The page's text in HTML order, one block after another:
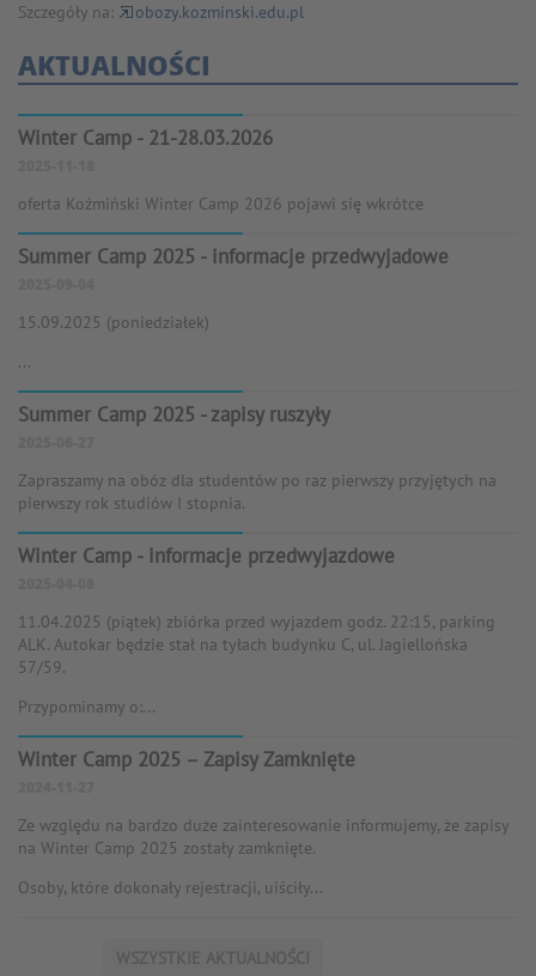
Szczegóły na: obozy.kozminski.edu.pl
AKTUALNOŚCI
Winter Camp - 21-28.03.2026
oferta Koźmiński Winter Camp 2026 pojawi się wkrótce
Summer Camp 2025 - informacje przedwyjadowe
15.09.2025 (poniedziałek)
...
Summer Camp 2025 - zapisy ruszyły
Zapraszamy na obóz dla studentów po raz pierwszy przyjętych na
pierwszy rok studiów I stopnia.
Winter Camp - informacje przedwyjazdowe
11.04.2025 (piątek) zbiórka przed wyjazdem godz. 22:15, parking
ALK. Autokar będzie stał na tyłach budynku C, ul. Jagiellońska
57/59.
Przypominamy o:...
Winter Camp 2025 – Zapisy Zamknięte
Ze względu na bardzo duże zainteresowanie informujemy, że zapisy
na Winter Camp 2025 zostały zamknięte.
Osoby, które dokonały rejestracji, uiściły...